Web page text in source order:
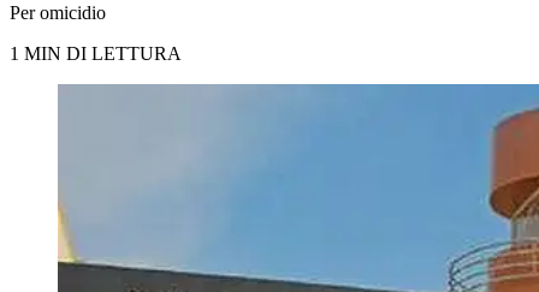
Per omicidio
1 MIN DI LETTURA